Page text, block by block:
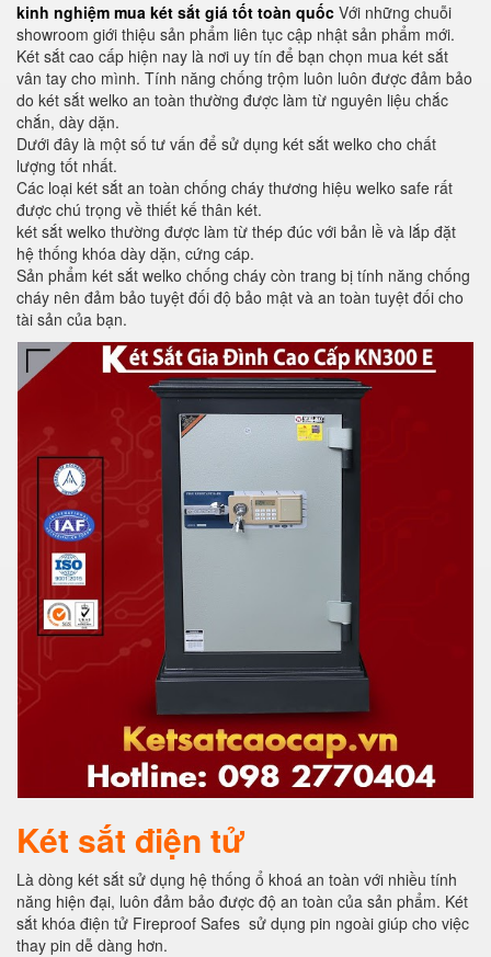
kinh nghiệm mua két sắt giá tốt toàn quốc Với những chuỗi
showroom giới thiệu sản phẩm liên tục cập nhật sản phẩm mới.
Két sắt cao cấp hiện nay là nơi uy tín để bạn chọn mua két sắt
vân tay cho mình. Tính năng chống trộm luôn luôn được đảm bảo
do két sắt welko an toàn thường được làm từ nguyên liệu chắc
chắn, dày dặn.
Dưới đây là một số tư vấn để sử dụng két sắt welko cho chất
lượng tốt nhất.
Các loại két sắt an toàn chống cháy thương hiệu welko safe rất
được chú trọng về thiết kế thân két.
két sắt welko thường được làm từ thép đúc với bản lề và lắp đặt
hệ thống khóa dày dặn, cứng cáp.
Sản phẩm két sắt welko chống cháy còn trang bị tính năng chống
cháy nên đảm bảo tuyệt đối độ bảo mật và an toàn tuyệt đối cho
tài sản của bạn.
Két sắt điện tử
Là dòng két sắt sử dụng hệ thống ổ khoá an toàn với nhiều tính
năng hiện đại, luôn đảm bảo được độ an toàn của sản phẩm. Két
sắt khóa điện tử Fireproof Safes sử dụng pin ngoài giúp cho việc
thay pin dễ dàng hơn.